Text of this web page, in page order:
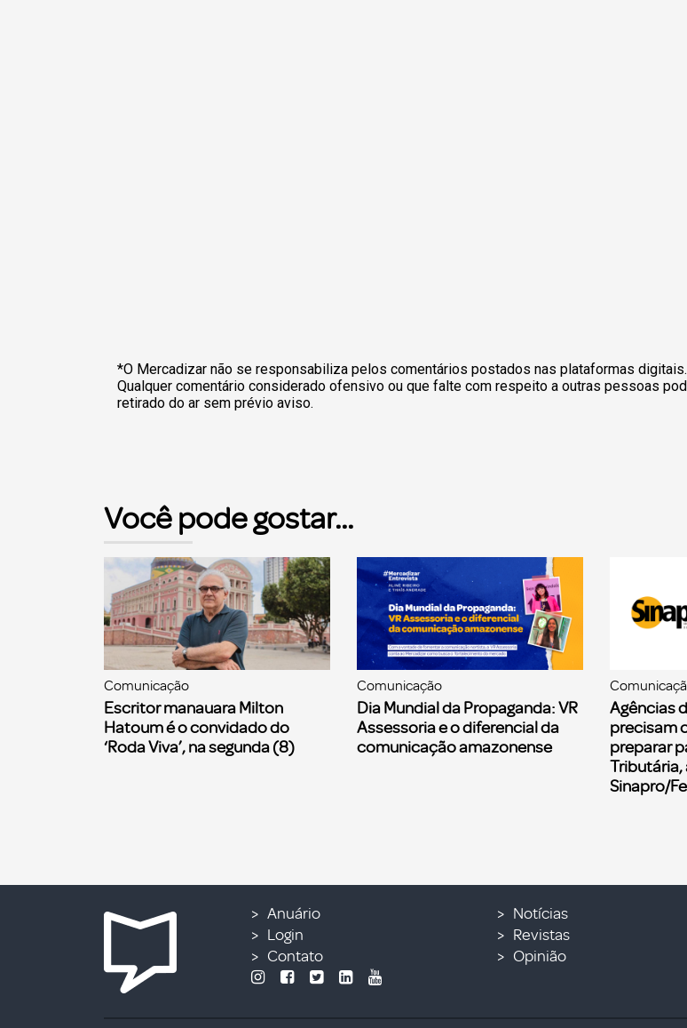
*O Mercadizar não se responsabiliza pelos comentários postados nas plataformas digitais.
Qualquer comentário considerado ofensivo ou que falte com respeito a outras pessoas
retirado do ar sem prévio aviso.
Você pode gostar...
Comunicação
Escritor manauara Milton
Hatoum é o convidado do
‘Roda Viva’, na segunda (8)
Comunicação
Dia Mundial da Propaganda: VR
Assessoria e o diferencial da
comunicação amazonense
Agências
precisam
preparar
Tributária,
Sinapro/
Anuário
Login
Contato
Notícias
Revistas
Opinião